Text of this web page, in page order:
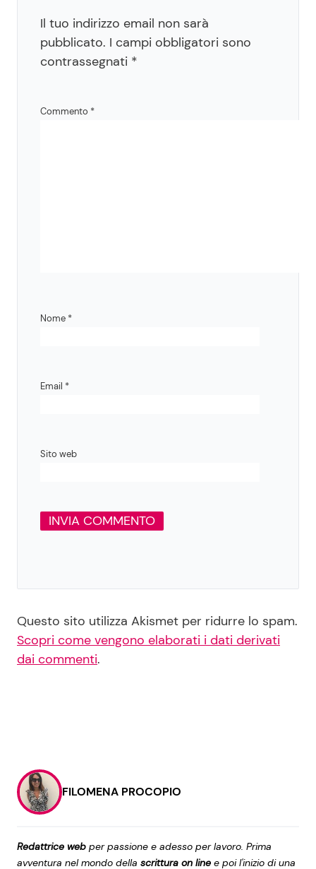
Il tuo indirizzo email non sarà
pubblicato. I campi obbligatori sono
contrassegnati *
Commento *
Nome *
Email *
Sito web
Questo sito utilizza Akismet per ridurre lo spam.
Scopri come vengono elaborati i dati derivati
dai commenti.
FILOMENA PROCOPIO
Redattrice web per passione e adesso per lavoro. Prima
avventura nel mondo della scrittura on line e poi l'inizio di una